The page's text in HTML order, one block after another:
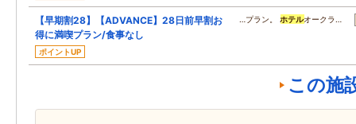
【早期割28】【ADVANCE】28日前早割お
得に満喫プラン/食事なし
ポイントUP
…プラン。 ホテルオークラ…
この施